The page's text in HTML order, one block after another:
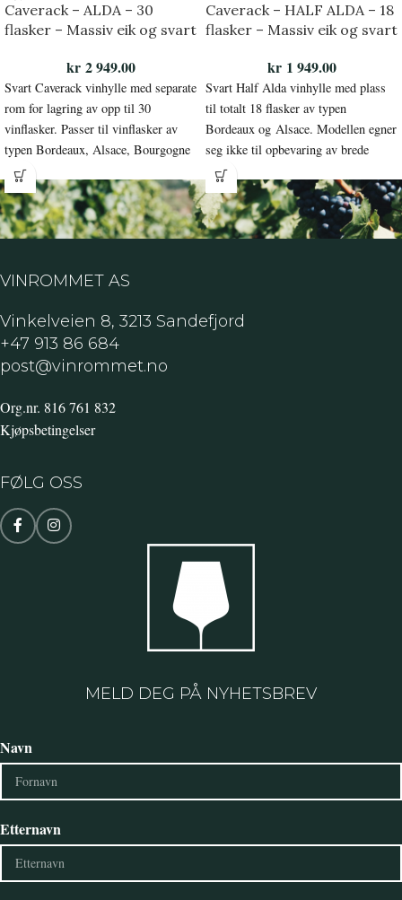
Caverack – ALDA – 30
flasker – Massiv eik og svart
kr2 949.00
Svart Caverack vinhylle med separate
rom for lagring av opp til 30
vinflasker. Passer til vinflasker av
typen Bordeaux, Alsace, Bourgogne
eller Champagne.
Caverack – HALF ALDA – 18
flasker – Massiv eik og svart
kr1 949.00
Svart Half Alda vinhylle med plass
til totalt 18 flasker av typen
Bordeaux og Alsace. Modellen egner
seg ikke til opbevaring av brede
vinflasker.
VINROMMET AS
Vinkelveien 8, 3213 Sandefjord
+47 913 86 684
post@vinrommet.no
Org.nr. 816 761 832
Kjøpsbetingelser
FØLG OSS
MELD DEG PÅ NYHETSBREV
Navn
Etternavn